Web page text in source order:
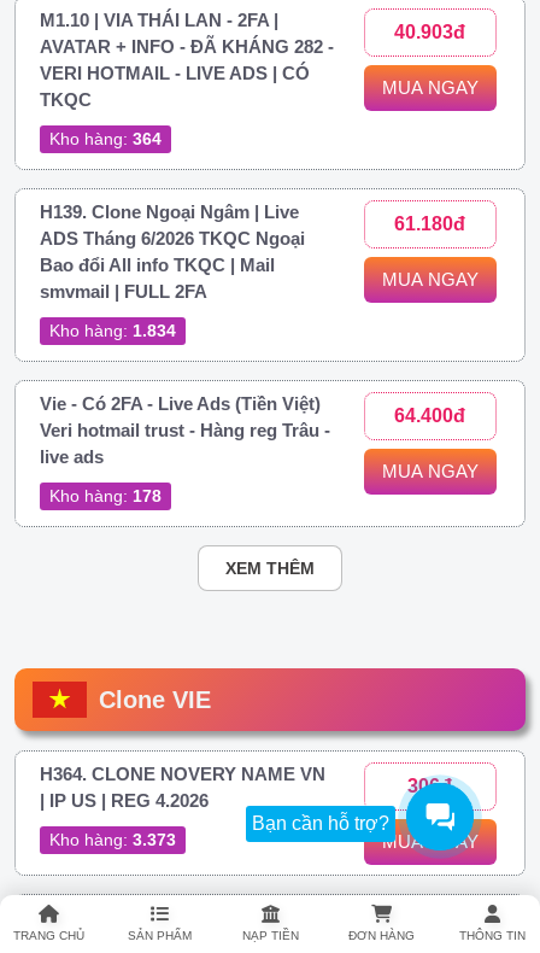
Bạn cần hỗ trợ?
TRANG CHỦ SẢN PHẨM NẠP TIỀN ĐƠN HÀNG THÔNG TIN
M1.10 | VIA THÁI LAN - 2FA |
AVATAR + INFO - ĐÃ KHÁNG 282 -
VERI HOTMAIL - LIVE ADS | CÓ
TKQC
Kho hàng: 364
40.903đ
MUA NGAY
H139. Clone Ngoại Ngâm | Live
ADS Tháng 6/2026 TKQC Ngoại
Bao đổi All info TKQC | Mail
smvmail | FULL 2FA
Kho hàng: 1.834
61.180đ
MUA NGAY
Vie - Có 2FA - Live Ads (Tiền Việt)
Veri hotmail trust - Hàng reg Trâu -
live ads
Kho hàng: 178
64.400đ
MUA NGAY
XEM THÊM
Clone VIE
H364. CLONE NOVERY NAME VN
| IP US | REG 4.2026
Kho hàng: 3.373
306đ
MUA NGAY
H374. Clone Việt IP Việt Novery |
FULL 2FA
306đ